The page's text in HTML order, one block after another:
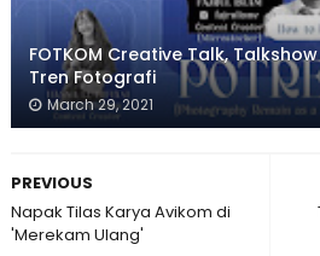
FOTKOM Creative Talk,
Tren Fotografi
March 29, 2021
PREVIOUS
Napak Tilas Karya Avikom di
'Merekam Ulang'